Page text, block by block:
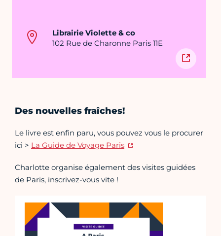
Librairie Violette & co
102 Rue de Charonne Paris 11E
Des nouvelles fraîches!
Le livre est enfin paru, vous pouvez vous le procurer
ici > La Guide de Voyage Paris
Charlotte organise également des visites guidées
de Paris, inscrivez-vous vite !